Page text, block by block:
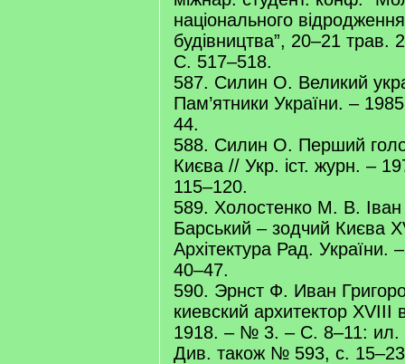
національного
будівництва”, 20–21
С. 517–518.
587. Силин О. Великий
Пам’ятники України. –
44.
588. Силин О. Перший
Києва // Укр. іст. журн. –
115–120.
589. Холостенко М. В. Іван
Барський – зодчий Києва
Архітектура Рад.
40–47.
590. Эрнст Ф. Иван
киевский архитектор
1918. – № 3. – С. 8–11: ил.
Див. також № 593, с.